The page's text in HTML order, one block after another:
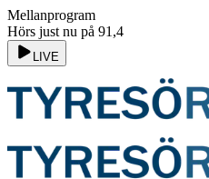
Mellanprogram
Hörs just nu på 91,4
LIVE